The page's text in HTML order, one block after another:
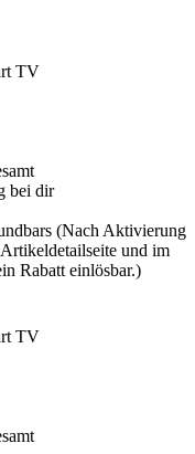
TV
bei dir
(Nach Aktivierung
und im
Rabatt einlösbar.)
TV